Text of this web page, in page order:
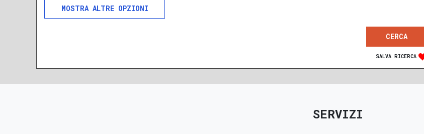
ALTRE OPZIONI
RISTRUTTURATO
SALVA RICERCA
SERVIZI